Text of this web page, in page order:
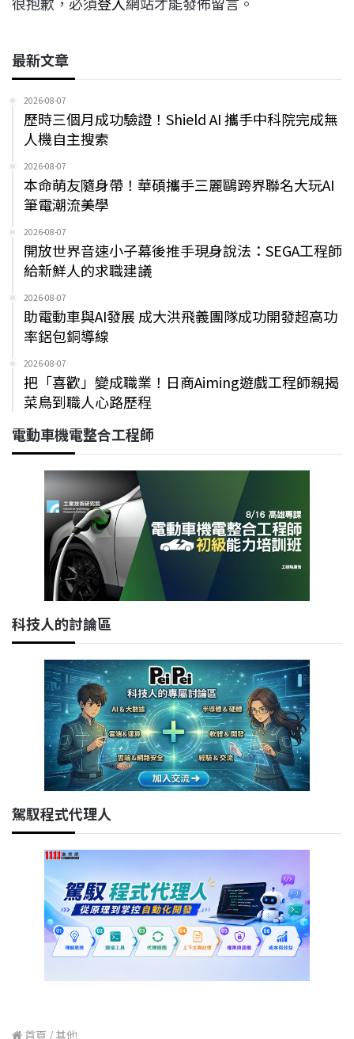
最新文章
2026-08-07
歷時三個月成功驗證！Shield AI 攜手中科院完成無
人機自主搜索
2026-08-07
本命萌友隨身帶！華碩攜手三麗鷗跨界聯名大玩AI
筆電潮流美學
2026-08-07
開放世界音速小子幕後推手現身說法：SEGA工程師
給新鮮人的求職建議
2026-08-07
助電動車與AI發展 成大洪飛義團隊成功開發超高功
率鋁包銅導線
2026-08-07
把「喜歡」變成職業！日商Aiming遊戲工程師親揭
菜鳥到職人心路歷程
電動車機電整合工程師
科技人的討論區
駕馭程式代理人